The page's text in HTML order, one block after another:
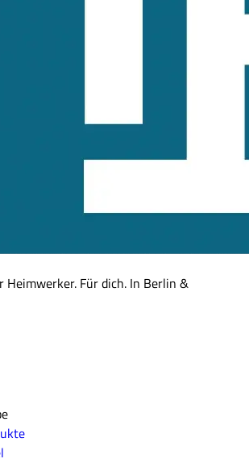
Heimwerker. Für dich. In Berlin &